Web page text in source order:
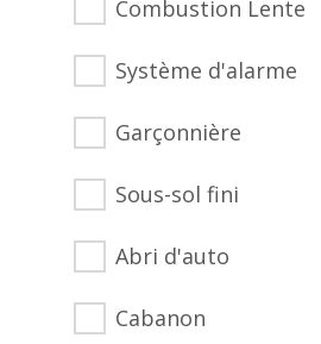
Combustion Lente
Système d'alarme
Garçonnière
Sous-sol fini
Abri d'auto
Cabanon